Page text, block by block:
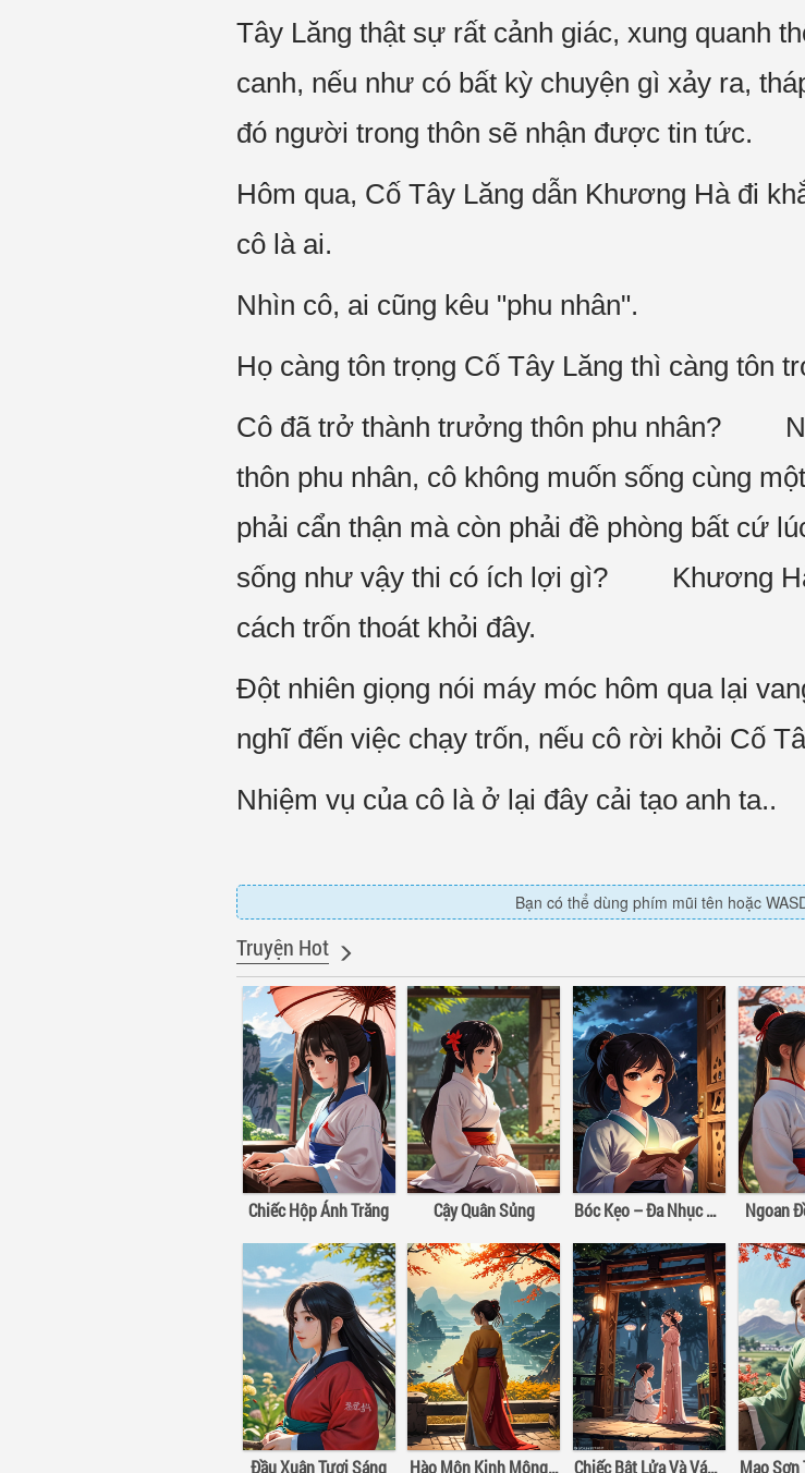
Tây Lăng thật sự rất cảnh giác, xung quanh
canh, nếu như có bất kỳ chuyện gì xảy ra,
đó người trong thôn sẽ nhận được tin tức.
Hôm qua, Cố Tây Lăng dẫn Khương Hà đi
cô là ai.
Nhìn cô, ai cũng kêu "phu nhân".
Họ càng tôn trọng Cố Tây Lăng thì càng tôn
Cô đã trở thành trưởng thôn phu nhân?
thôn phu nhân, cô không muốn sống cùng
phải cẩn thận mà còn phải đề phòng bất cứ
sống như vậy thi có ích lợi gì? Khương Hà
cách trốn thoát khỏi đây.
Đột nhiên giọng nói máy móc hôm qua lại
nghĩ đến việc chạy trốn, nếu cô rời khỏi Cố
Nhiệm vụ của cô là ở lại đây cải tạo anh ta..
Bạn có thể dùng phím mũi tên hoặc
Truyện Hot
Chiếc Hộp Ánh Trăng Cậy Quân Sủng Bóc Kẹo – Đa Nhục Bồ Đào Hảo Hảo Hát Ngoan
Đầu Xuân Tươi Sáng Hào Môn Kinh Mộng III: Đừng Để Lỡ Nhau Chiếc Bật Lửa Và Váy Công Chúa